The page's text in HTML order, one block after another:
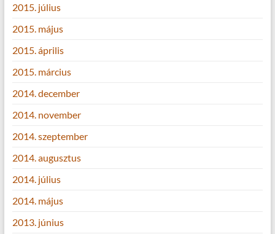
2015. július
2015. május
2015. április
2015. március
2014. december
2014. november
2014. szeptember
2014. augusztus
2014. július
2014. május
2013. június